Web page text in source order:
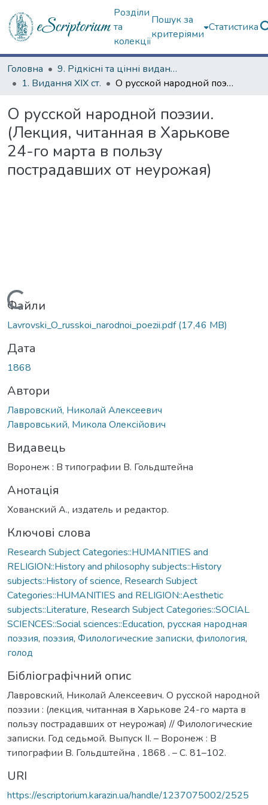
Розділи
та
колекції
Пошук за
критеріями
Статистика
Головна
9. Рідкісні та цінні видання
1. Видання ХІХ ст.
О русской народной поэзии. (Лекция, читанная в Харькове 24-го марта в пользу пострадавших от неурожая)
О русской народной поэзии.
(Лекция, читанная в Харькове
24-го марта в пользу
пострадавших от неурожая)
Вантажиться...
Файли
Lavrovski_O_russkoi_narodnoi_poezii.pdf(17,46 MB)
Дата
1868
Автори
Лавровский, Николай Алексеевич
Лавровський, Микола Олексійович
Видавець
Воронеж : В типографии В. Гольдштейна
Анотація
Хованский А., издатель и редактор.
Ключові слова
Research Subject Categories::HUMANITIES and
RELIGION::History and philosophy subjects::History
subjects::History of science, Research Subject
Categories::HUMANITIES and RELIGION::Aesthetic
subjects::Literature, Research Subject Categories::SOCIAL
SCIENCES::Social sciences::Education, русская народная
поэзия, поэзия, Филологические записки, филология,
голод
Бібліографічний опис
Лавровский, Николай Алексеевич. О русской народной
поэзии : (лекция, читанная в Харькове 24-го марта в
пользу пострадавших от неурожая) // Филологические
записки. Год седьмой. Выпуск II. – Воронеж : В
типографии В. Гольдштейна , 1868 . – С. 81–102.
URI
https://escriptorium.karazin.ua/handle/1237075002/2525